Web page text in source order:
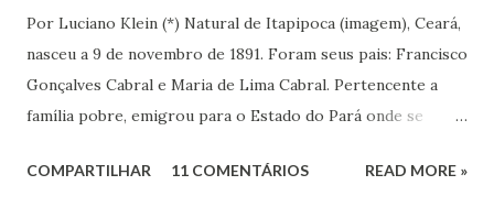
Por Luciano Klein (*) Natural de Itapipoca (imagem), Ceará,
nasceu a 9 de novembro de 1891. Foram seus pais: Francisco
Gonçalves Cabral e Maria de Lima Cabral. Pertencente a
família pobre, emigrou para o Estado do Pará onde se
nos estudos, adquiriu conhecimentos gerais, notadamente
COMPARTILHAR 11 COMENTÁRIOS READ MORE »